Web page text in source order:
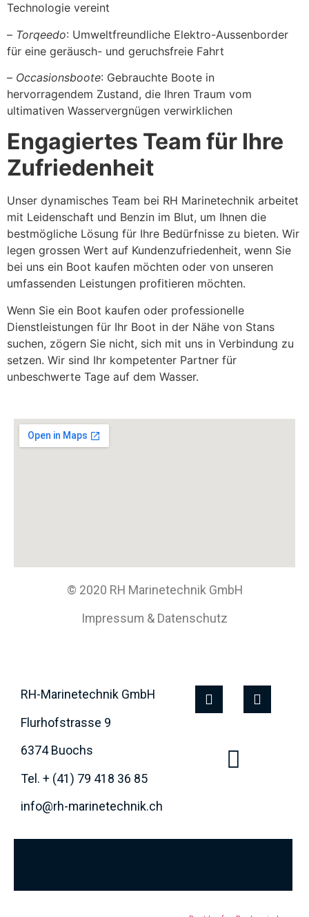
Technologie vereint
– Torqeedo: Umweltfreundliche Elektro-Aussenborder
für eine geräusch- und geruchsfreie Fahrt
– Occasionsboote: Gebrauchte Boote in
hervorragendem Zustand, die Ihren Traum vom
ultimativen Wasservergnügen verwirklichen
Engagiertes Team für Ihre
Zufriedenheit
Unser dynamisches Team bei RH Marinetechnik arbeitet
mit Leidenschaft und Benzin im Blut, um Ihnen die
bestmögliche Lösung für Ihre Bedürfnisse zu bieten. Wir
legen grossen Wert auf Kundenzufriedenheit, wenn Sie
bei uns ein Boot kaufen möchten oder von unseren
umfassenden Leistungen profitieren möchten.
Wenn Sie ein Boot kaufen oder professionelle
Dienstleistungen für Ihr Boot in der Nähe von Stans
suchen, zögern Sie nicht, sich mit uns in Verbindung zu
setzen. Wir sind Ihr kompetenter Partner für
unbeschwerte Tage auf dem Wasser.
RH-Marinetechnik GmbH
Flurhofstrasse 9
6374 Buochs
Tel. + (41) 79 418 36 85
info@rh-marinetechnik.ch
© 2020 RH Marinetechnik GmbH
Impressum & Datenschutz